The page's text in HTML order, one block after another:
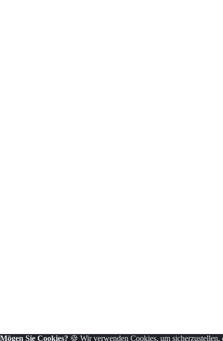
Mögen Sie Cookies? 🍪 Wir verwenden Cookies, um sicherzustellen,